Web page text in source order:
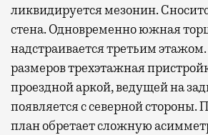
ликвидируется мезонин.
стена. Одновременно южная
надстраивается третьим
размеров трехэтажная
проездной аркой, ведущей на
появляется с северной стороны.
план обретает сложную